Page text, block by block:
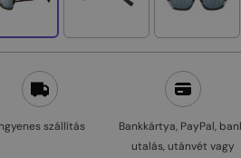
szállítás
Bankkártya, PayPal,
utalás, utánvét vagy